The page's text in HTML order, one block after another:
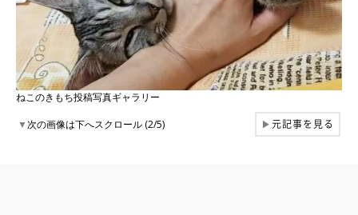
ねこのきもち投稿写真ギャラリー
▼次の画像は下へスクロール (2/5) ▶元記事を見る